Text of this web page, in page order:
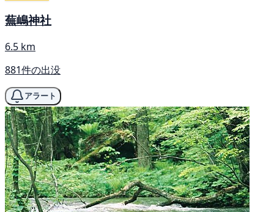
蕪嶋神社
6.5 km
881件の出没
アラート